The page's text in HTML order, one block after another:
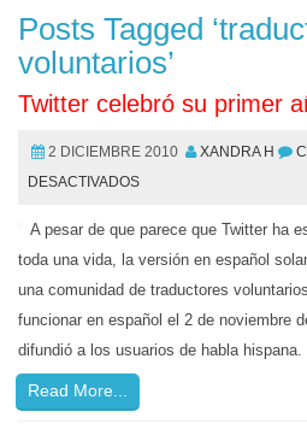
Posts Tagged
voluntarios’
Twitter celebró su primer
2 DICIEMBRE 2010 XANDRA H
DESACTIVADOS
A pesar de que parece que Twitter ha
toda una vida, la versión en español
una comunidad de traductores
funcionar en español el 2 de noviembre
difundió a los usuarios de habla
Read More...